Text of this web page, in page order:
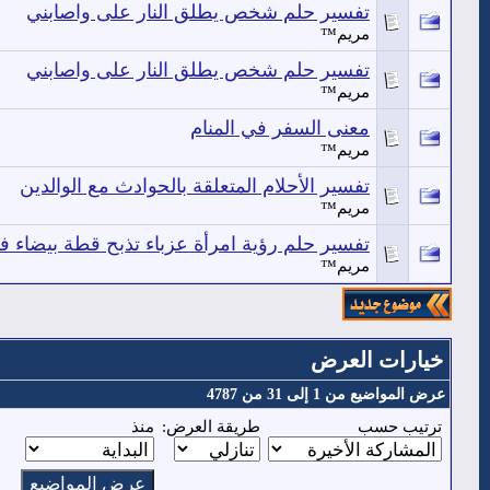
تفسير حلم شخص يطلق النار على واصابني
مريم™
تفسير حلم شخص يطلق النار على واصابني
مريم™
معنى السفر في المنام
مريم™
تفسير الأحلام المتعلقة بالحوادث مع الوالدين
مريم™
تفسير حلم رؤية امرأة عزباء تذبح قطة بيضاء
مريم™
خيارات العرض
عرض المواضيع من 1 إلى 31 من 4787
ترتيب حسب طريقة العرض: منذ